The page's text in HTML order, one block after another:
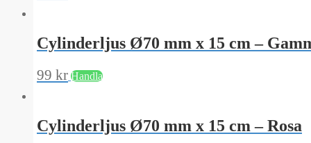
Cylinderljus Ø70 mm x 15 cm –
99 kr Handla
Cylinderljus Ø70 mm x 15 cm – Rosa